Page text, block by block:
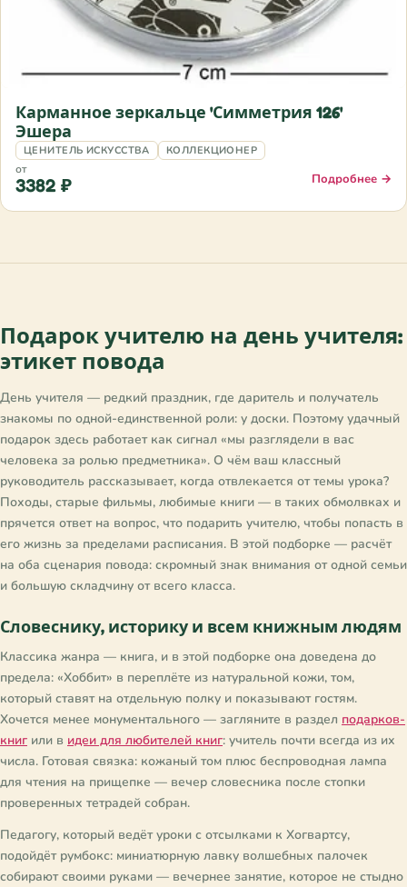
Карманное зеркальце 'Симметрия 126'
Эшера
ЦЕНИТЕЛЬ ИСКУССТВА КОЛЛЕКЦИОНЕР
от
3382 ₽ Подробнее →
Подарок учителю на день учителя:
этикет повода
День учителя — редкий праздник, где даритель и получатель
знакомы по одной-единственной роли: у доски. Поэтому удачный
подарок здесь работает как сигнал «мы разглядели в вас
человека за ролью предметника». О чём ваш классный
руководитель рассказывает, когда отвлекается от темы урока?
Походы, старые фильмы, любимые книги — в таких обмолвках и
прячется ответ на вопрос, что подарить учителю, чтобы попасть в
его жизнь за пределами расписания. В этой подборке — расчёт
на оба сценария повода: скромный знак внимания от одной семьи
и большую складчину от всего класса.
Словеснику, историку и всем книжным людям
Классика жанра — книга, и в этой подборке она доведена до
предела: «Хоббит» в переплёте из натуральной кожи, том,
который ставят на отдельную полку и показывают гостям.
Хочется менее монументального — загляните в раздел подарков-
книг или в идеи для любителей книг: учитель почти всегда из их
числа. Готовая связка: кожаный том плюс беспроводная лампа
для чтения на прищепке — вечер словесника после стопки
проверенных тетрадей собран.
Педагогу, который ведёт уроки с отсылками к Хогвартсу,
подойдёт румбокс: миниатюрную лавку волшебных палочек
собирают своими руками — вечернее занятие, которое не стыдно